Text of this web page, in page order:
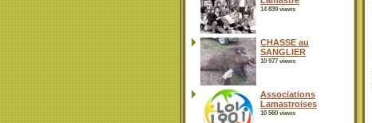
14 839 views
CHASSE au
SANGLIER
10 977 views
Associations
Lamastroises
10 560 views